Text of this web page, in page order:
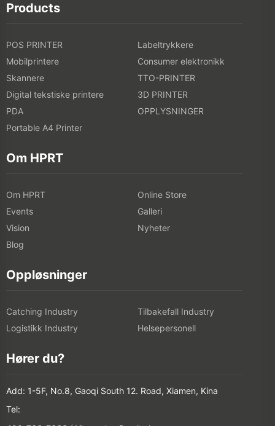
Products
POS PRINTER
Labeltrykkere
Mobilprintere
Consumer elektronikk
Skannere
TTO-PRINTER
Digital tekstiske printere
3D PRINTER
PDA
OPPLYSNINGER
Portable A4 Printer
Om HPRT
Om HPRT
Online Store
Events
Galleri
Vision
Nyheter
Blog
Oppløsninger
Catching Industry
Tilbakefall Industry
Logistikk Industry
Helsepersonell
Hører du?
Add: 1-5F, No.8, Gaoqi South 12. Road, Xiamen, Kina
Tel: